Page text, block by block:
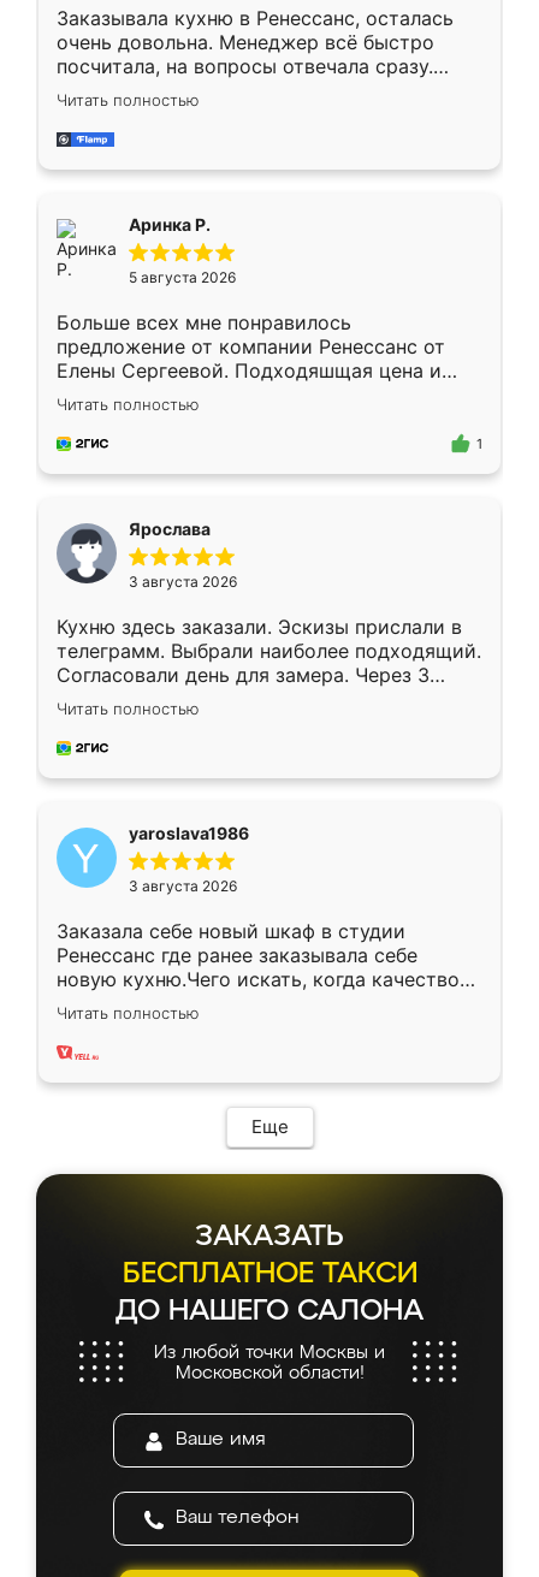
Заказывала кухню в Ренессанс, осталась
очень довольна. Менеджер всё быстро
посчитала, на вопросы отвечала сразу.
Замерщик приехал в субботу, подошёл к
делу со всей ответственностью. Собрали
за день, ребята работали аккуратно, даже
Читать полностью
Аринка Р.
5 августа 2026
Больше всех мне понравилось
предложение от компании Ренессанс от
Елены Сергеевой. Подходяшщая цена и
короткие сроки изготовления. Приехавший
для замера сотрудник Владислав
предложил по моему эскизу самый
Читать полностью
1
Ярослава
3 августа 2026
Кухню здесь заказали. Эскизы прислали в
телеграмм. Выбрали наиболее подходящий.
Согласовали день для замера. Через 3
недели кухня была уже готова. Остались
довольны работой. Спасибо Ренессанс
мебель за качественную работу!
Читать полностью
yaroslava1986
3 августа 2026
Заказала себе новый шкаф в студии
Ренессанс где ранее заказывала себе
новую кухню.Чего искать, когда качеством
вполне довольна. Служит кухня уже почти
два года, нареканий нет.
Читать полностью
Еще
ЗАКАЗАТЬ
БЕСПЛАТНОЕ ТАКСИ
ДО НАШЕГО САЛОНА
Из любой точки Москвы и
Московской области!